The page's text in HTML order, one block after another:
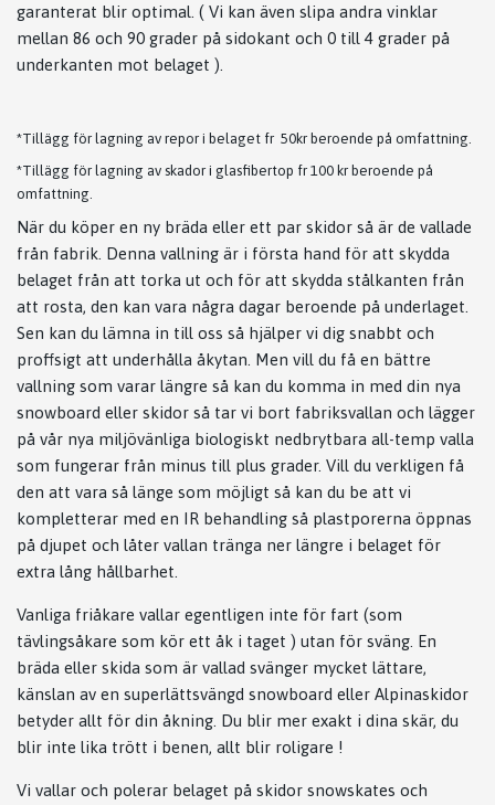
garanterat blir optimal. ( Vi kan även slipa andra vinklar
mellan 86 och 90 grader på sidokant och 0 till 4 grader på
underkanten mot belaget ).
*Tillägg för lagning av repor i belaget fr 50kr beroende på omfattning.
*Tillägg för lagning av skador i glasfibertop fr 100 kr beroende på
omfattning.
När du köper en ny bräda eller ett par skidor så är de vallade
från fabrik. Denna vallning är i första hand för att skydda
belaget från att torka ut och för att skydda stålkanten från
att rosta, den kan vara några dagar beroende på underlaget.
Sen kan du lämna in till oss så hjälper vi dig snabbt och
proffsigt att underhålla åkytan. Men vill du få en bättre
vallning som varar längre så kan du komma in med din nya
snowboard eller skidor så tar vi bort fabriksvallan och lägger
på vår nya miljövänliga biologiskt nedbrytbara all-temp valla
som fungerar från minus till plus grader. Vill du verkligen få
den att vara så länge som möjligt så kan du be att vi
kompletterar med en IR behandling så plastporerna öppnas
på djupet och låter vallan tränga ner längre i belaget för
extra lång hållbarhet.
Vanliga friåkare vallar egentligen inte för fart (som
tävlingsåkare som kör ett åk i taget ) utan för sväng. En
bräda eller skida som är vallad svänger mycket lättare,
känslan av en superlättsvängd snowboard eller Alpinaskidor
betyder allt för din åkning. Du blir mer exakt i dina skär, du
blir inte lika trött i benen, allt blir roligare !
Vi vallar och polerar belaget på skidor snowskates och